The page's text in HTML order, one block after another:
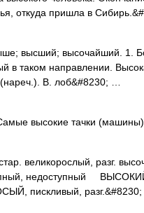
откуда пришла в
высший; высочайший. 1.
в таком направлении.
В. лоб&#8230; …
высокие тачки (машины)
великорослый, разг.
недоступный
пискливый, разг.&#8230;